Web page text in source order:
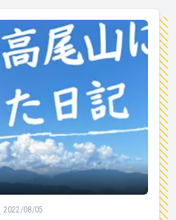
春夏秋冬です。」夏の高尾山に登
2022/08/05